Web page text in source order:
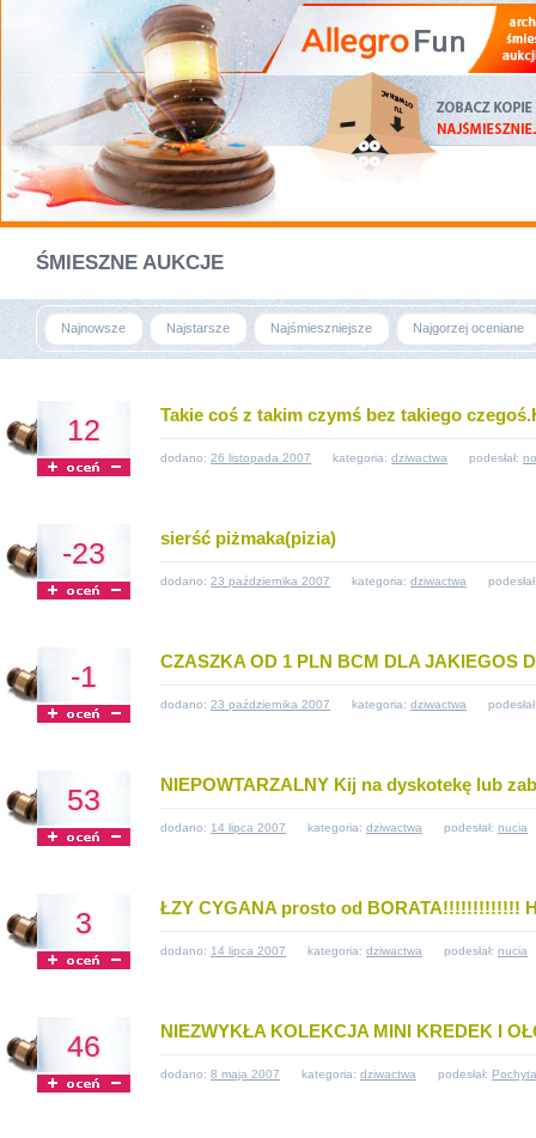
ŚMIESZNE AUKCJE
Najnowsze Najstarsze Najśmieszniejsze Najgorzej oceniane
12 Takie coś z takim czymś bez takiego
dodano: 26 listopada 2007 kategoria: dziwactwa podesłał:
-23 sierść piżmaka(pizia)
dodano: 23 października 2007 kategoria: dziwactwa
-1 CZASZKA OD 1 PLN BCM DLA JAKIEGOS
dodano: 23 października 2007 kategoria: dziwactwa
53 NIEPOWTARZALNY Kij na dyskotekę lub
dodano: 14 lipca 2007 kategoria: dziwactwa podesłał: nucia
3 ŁZY CYGANA prosto od BORATA!!!!!!!!!!!!!
dodano: 14 lipca 2007 kategoria: dziwactwa podesłał: nucia
46 NIEZWYKŁA KOLEKCJA MINI KREDEK I
dodano: 8 maja 2007 kategoria: dziwactwa podesłał: